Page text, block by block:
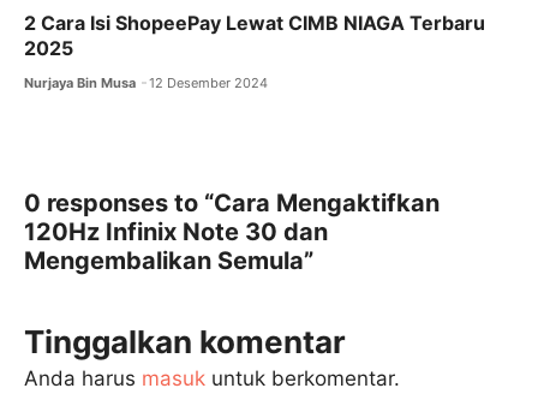
2 Cara Isi ShopeePay Lewat CIMB NIAGA Terbaru
2025
Nurjaya Bin Musa 12 Desember 2024
0 responses to “Cara Mengaktifkan
120Hz Infinix Note 30 dan
Mengembalikan Semula”
Tinggalkan komentar
Anda harus masuk untuk berkomentar.